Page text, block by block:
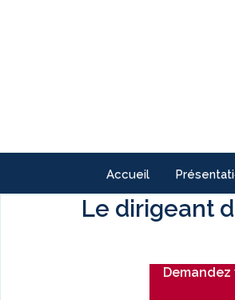
Accueil
Le dirigeant